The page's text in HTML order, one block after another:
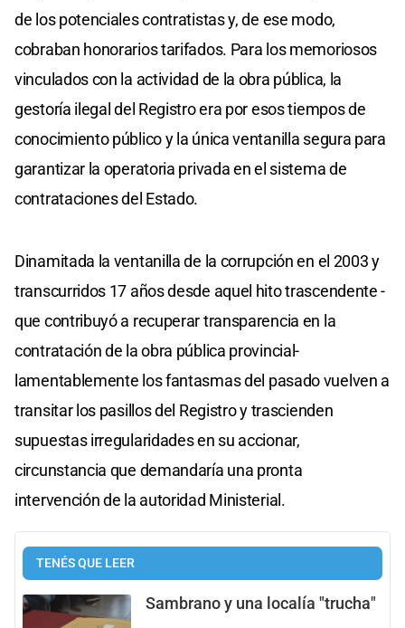
de los potenciales contratistas y, de ese modo,
cobraban honorarios tarifados. Para los memoriosos
vinculados con la actividad de la obra pública, la
gestoría ilegal del Registro era por esos tiempos de
conocimiento público y la única ventanilla segura para
garantizar la operatoria privada en el sistema de
contrataciones del Estado.
Dinamitada la ventanilla de la corrupción en el 2003 y
transcurridos 17 años desde aquel hito trascendente -
que contribuyó a recuperar transparencia en la
contratación de la obra pública provincial-
lamentablemente los fantasmas del pasado vuelven a
transitar los pasillos del Registro y trascienden
supuestas irregularidades en su accionar,
circunstancia que demandaría una pronta
intervención de la autoridad Ministerial.
TENÉS QUE LEER
Sambrano y una localía "trucha"